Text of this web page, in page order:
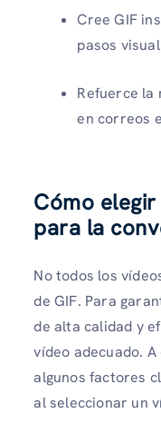
Cree GIF
pasos
Refuerce la
en correos
Cómo
para la
No todos los
de GIF. Para
de alta calidad y
vídeo adecuado.
algunos factores
al seleccionar un